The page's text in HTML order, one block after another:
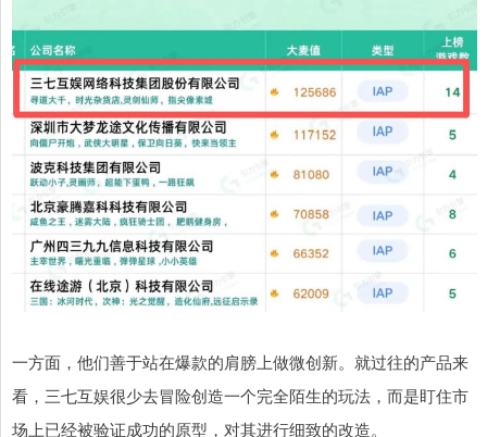
一方面，他们善于站在爆款的肩膀上做微创新。就过往的产品来
看，三七互娱很少去冒险创造一个完全陌生的玩法，而是盯住市
场上已经被验证成功的原型，对其进行细致的改造。